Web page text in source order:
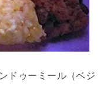
ドゥーミール（ベジ